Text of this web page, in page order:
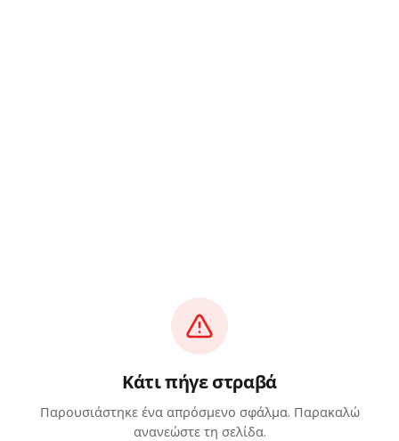
Κάτι πήγε στραβά
Παρουσιάστηκε ένα απρόσμενο σφάλμα. Παρακαλώ
ανανεώστε τη σελίδα.